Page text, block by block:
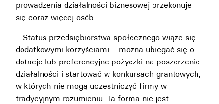
prowadzenia działalności biznesowej przekonuje
się coraz więcej osób.
– Status przedsiębiorstwa społecznego wiąże się
dodatkowymi korzyściami – można ubiegać się o
dotacje lub preferencyjne pożyczki na poszerzenie
działalności i startować w konkursach grantowych,
w których nie mogą uczestniczyć firmy w
tradycyjnym rozumieniu. Ta forma nie jest